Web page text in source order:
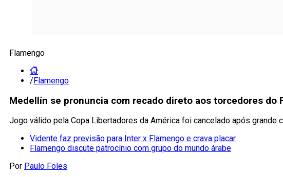
Flamengo
/Flamengo
Medellín se pronuncia com recado direto aos torcedores do
Jogo válido pela Copa Libertadores da América foi cancelado após grande
Vidente faz previsão para Inter x Flamengo e crava placar
Flamengo discute patrocínio com grupo do mundo árabe
Por Paulo Foles